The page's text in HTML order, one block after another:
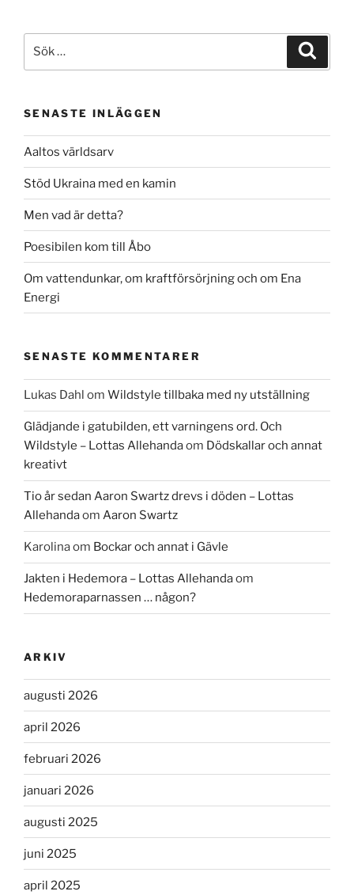
efter:
SENASTE INLÄGGEN
Aaltos världsarv
Stöd Ukraina med en kamin
Men vad är detta?
Poesibilen kom till Åbo
Om vattendunkar, om kraftförsörjning och om Ena
Energi
SENASTE KOMMENTARER
Lukas Dahl om Wildstyle tillbaka med ny utställning
Glädjande i gatubilden, ett varningens ord. Och
Wildstyle – Lottas Allehandaom Dödskallar och annat
kreativt
Tio år sedan Aaron Swartz drevs i döden – Lottas
Allehandaom Aaron Swartz
Karolinaom Bockar och annat i Gävle
Jakten i Hedemora – Lottas Allehandaom
Hedemoraparnassen … någon?
ARKIV
augusti 2026
april 2026
februari 2026
januari 2026
augusti 2025
juni 2025
april 2025